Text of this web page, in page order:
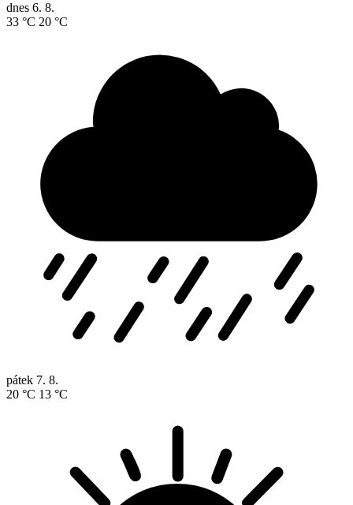
dnes 6. 8.
33 °C 20 °C
pátek 7. 8.
20 °C 13 °C